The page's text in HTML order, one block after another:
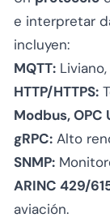
e interpretar
incluyen:
MQTT:
HTTP/HTTPS:
Modbus, OPC
gRPC: Alto
SNMP:
ARINC 429/
aviación.